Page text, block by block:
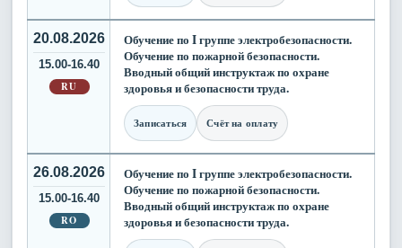
20.08.2026
15.00-16.40
RU
Обучение по I группе электробезопасности.
Обучение по пожарной безопасности.
Вводный общий инструктаж по охране
здоровья и безопасности труда.
Записаться Счёт на оплату
26.08.2026
15.00-16.40
RO
Обучение по I группе электробезопасности.
Обучение по пожарной безопасности.
Вводный общий инструктаж по охране
здоровья и безопасности труда.